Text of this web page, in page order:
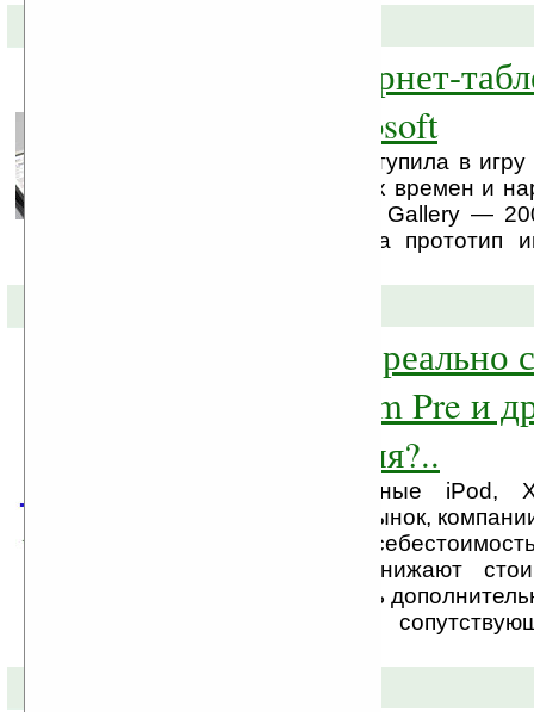
Courier — интернет-
редакции Microsoft
Компания Microsoft вступила в
выпуска «таблета всех времен и
на выставке Gizmodo Gallery —
компания представила прототип
Так сколько же реально
iPhone 3GS, Palm Pre и
топовые изделия?..
Выпуская всевозможные iPod,
топовые изделия на рынок,
не спешат сообщать
Иногда компании занижают
предполагая отхватить
с вами средств на